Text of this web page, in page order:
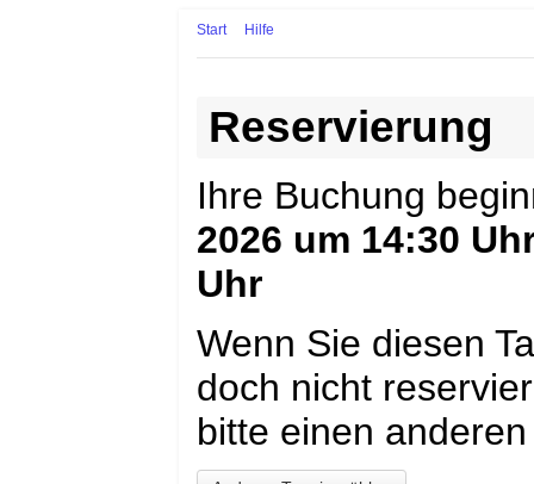
Start Hilfe
Reservierung
Ihre Buchung
2026 um 14:30
Uhr
Wenn Sie diesen
doch nicht
bitte einen